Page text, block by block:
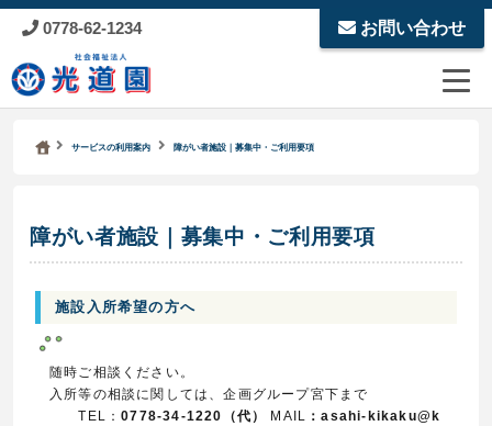
0778-62-1234 お問い合わせ
社会福祉法人 光道園サービスの利用案内 障がい者施設｜募集中・ご利用要項
障がい者施設｜募集中・ご利用要項
施設入所希望の方へ
随時ご相談ください。
入所等の相談に関しては、企画グループ宮下まで
TEL：0778-34-1220（代） MAIL ：asahi-kikaku@k